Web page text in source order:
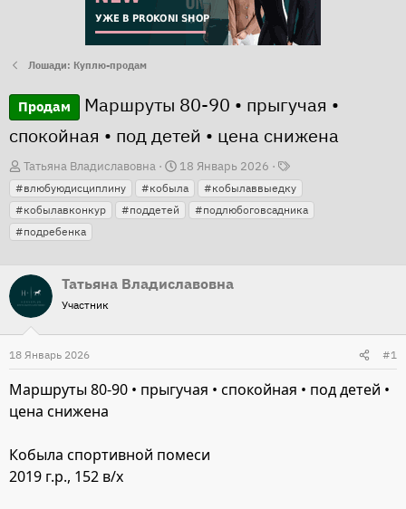
Лошади: Куплю-продам
Продам
Маршруты 80-90 • прыгучая •
спокойная • под детей • цена снижена
А
в
т
о
т
е
м
ы
Татьяна Владиславовна
Д
а
л
18 Январь 2026
Т
е
г
и
#влюбуюдисциплину #кобыла
#кобылаввыедку
#кобылавконкур
#поддетей
#подлюбоговсадника
#подребенка
Татьяна Владиславовна
Участник
18 Январь 2026 #1
Маршруты 80-90 • прыгучая • спокойная • под детей •
цена снижена
Кобыла спортивной помеси
2019 г.р., 152 в/х